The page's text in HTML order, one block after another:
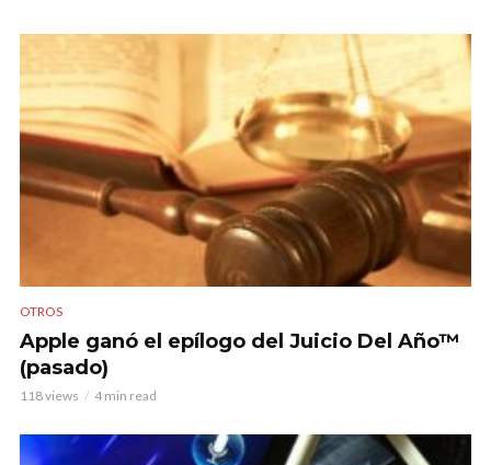
OTROS
Apple ganó el epílogo del Juicio Del Año™
(pasado)
118 views 4 min read